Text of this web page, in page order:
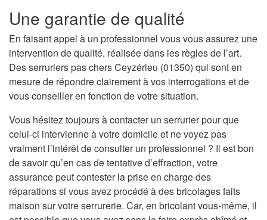
Une garantie de qualité
En faisant appel à un professionnel vous vous assurez une
intervention de qualité, réalisée dans les règles de l’art.
Des serruriers pas chers Ceyzérieu (01350) qui sont en
mesure de répondre clairement à vos interrogations et de
vous conseiller en fonction de votre situation.
Vous hésitez toujours à contacter un serrurier pour que
celui-ci intervienne à votre domicile et ne voyez pas
vraiment l’intérêt de consulter un professionnel ? Il est bon
de savoir qu’en cas de tentative d’effraction, votre
assurance peut contester la prise en charge des
réparations si vous avez procédé à des bricolages faits
maison sur votre serrurerie. Car, en bricolant vous-même, il